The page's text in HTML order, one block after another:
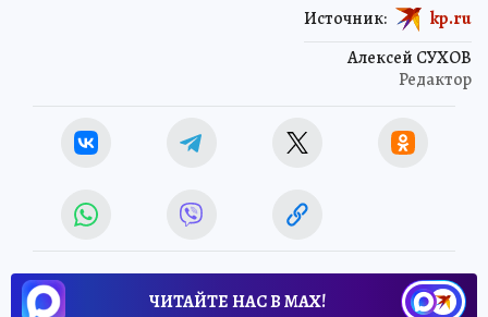
Алексей СУХОВ
Редактор
Источник: kp.ru
ЧИТАЙТЕ НАС В МАХ!